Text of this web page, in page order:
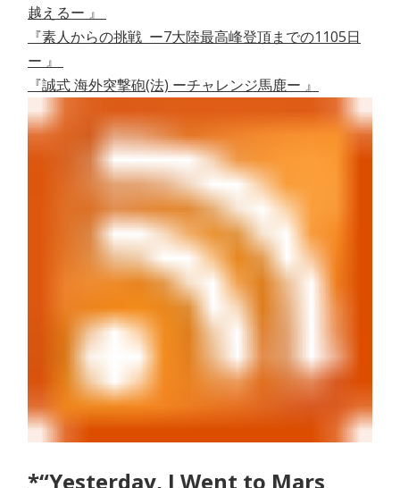
越えるー 』
『素人からの挑戦 ー7大陸最高峰登頂までの1105日
ー 』
『誠式 海外突撃砲(法) ーチャレンジ馬鹿ー 』
*“Yesterday, I Went to Mars